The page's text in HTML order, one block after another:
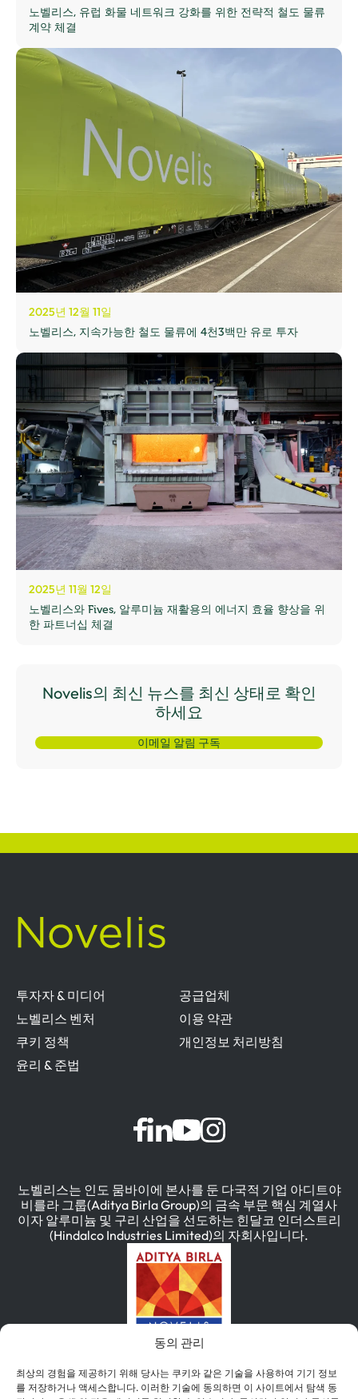
동의 관리
최상의 경험을 제공하기 위해 당사는 쿠키와 같은 기술을 사용하여 기기 정보
를 저장하거나 액세스합니다. 이러한 기술에 동의하면 이 사이트에서 탐색 동
노벨리스, 유럽 화물 네트워크 강화를 위한 전략적 철도 물류
계약 체결
2025년 12월 11일
노벨리스, 지속가능한 철도 물류에 4천3백만 유로 투자
2025년 11월 12일
노벨리스와 Fives, 알루미늄 재활용의 에너지 효율 향상을 위
한 파트너십 체결
Novelis의 최신 뉴스를 최신 상태로 확인
하세요
이메일 알림 구독
투자자 & 미디어
공급업체
노벨리스 벤처
이용 약관
쿠키 정책
개인정보 처리방침
윤리 & 준법
노벨리스는 인도 뭄바이에 본사를 둔 다국적 기업 아디트야
비를라 그룹(Aditya Birla Group)의 금속 부문 핵심 계열사
이자 알루미늄 및 구리 산업을 선도하는 힌달코 인더스트리
(Hindalco Industries Limited)의 자회사입니다.